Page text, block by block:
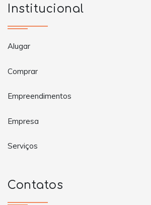
Institucional
Alugar
Comprar
Empreendimentos
Empresa
Serviços
Contatos